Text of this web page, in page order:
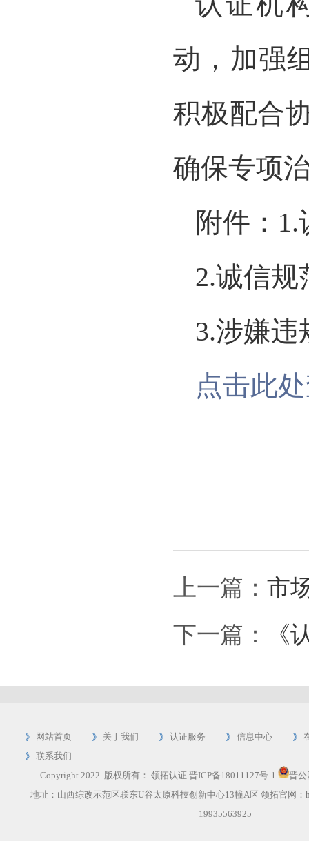
动，加强
积极配合
确保专项
附件： 1.
2.诚信规
3.涉嫌
点击此
上一篇： 市
下一篇：
《
网站首页 关于我们 认证服务 信息中心
联系我们
Copyright 2022 版权所有： 领拓认证 晋ICP备18011127号-1
晋公
地址：山西综改示范区联东U谷太原科技创新中心13幢A区 领拓官网：
19935563925